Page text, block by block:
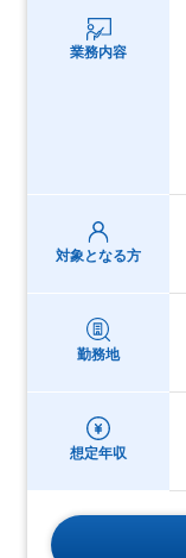
業務内容
対象となる方
勤務地
想定年収